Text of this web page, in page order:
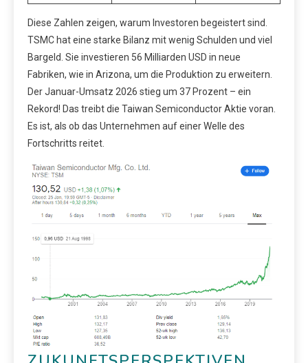
Diese Zahlen zeigen, warum Investoren begeistert sind.
TSMC hat eine starke Bilanz mit wenig Schulden und viel
Bargeld. Sie investieren 56 Milliarden USD in neue
Fabriken, wie in Arizona, um die Produktion zu erweitern.
Der Januar-Umsatz 2026 stieg um 37 Prozent – ein
Rekord! Das treibt die Taiwan Semiconductor Aktie voran.
Es ist, als ob das Unternehmen auf einer Welle des
Fortschritts reitet.